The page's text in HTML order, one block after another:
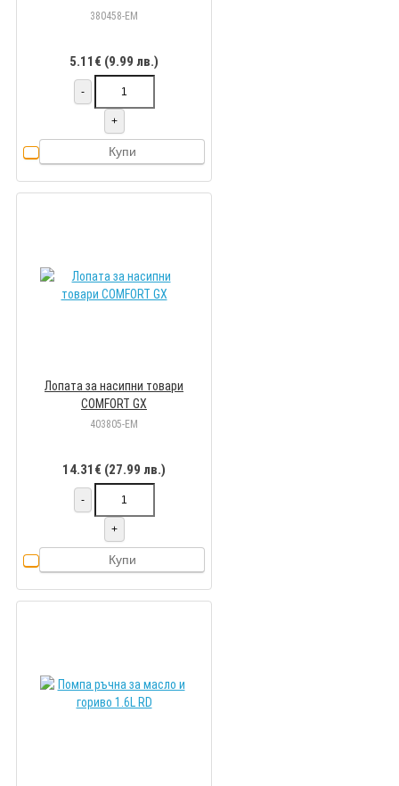
380458-EM
5.11€ (9.99 лв.)
-
+
Купи
Лопата за насипни товари
COMFORT GX
403805-EM
14.31€ (27.99 лв.)
-
+
Купи